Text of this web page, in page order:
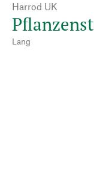
Harrod UK
Lang